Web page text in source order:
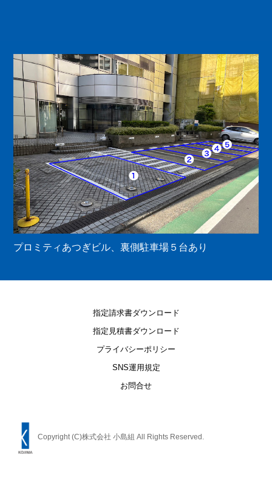
プロミティあつぎビル、裏側駐車場５台あり
指定請求書ダウンロード
指定見積書ダウンロード
プライバシーポリシー
SNS運用規定
お問合せ
Copyright (C)株式会社 小島組 All Rights Reserved.